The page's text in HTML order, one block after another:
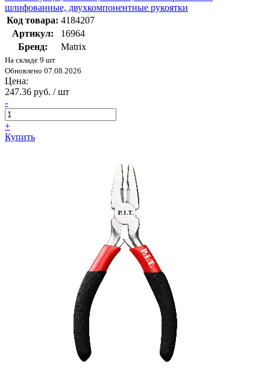
шлифованные, двухкомпонентные рукоятки
Код товара: 4184207
Артикул:
16964
Бренд:
Matrix
На складе 9 шт
Обновлено 07.08.2026
Цена:
247.36 руб. / шт
-
+
Купить